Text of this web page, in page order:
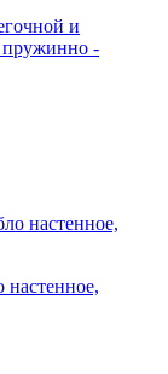
и
пружинно -